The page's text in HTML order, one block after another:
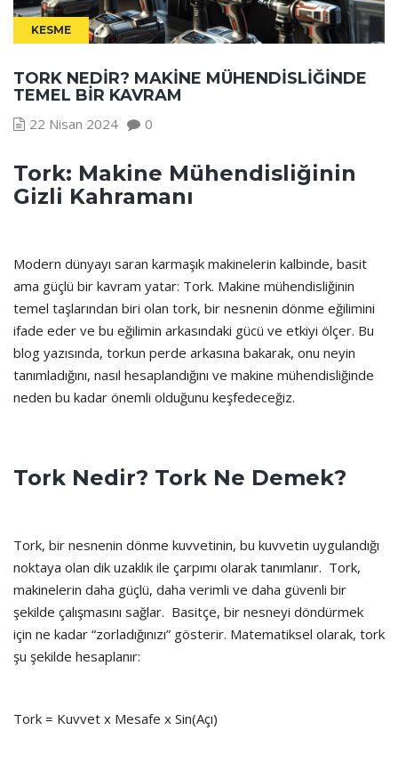
KESME
TORK NEDIR? MAKINE MÜHENDISLIĞINDE
TEMEL BIR KAVRAM
22 Nisan 2024 0
Tork: Makine Mühendisliğinin
Gizli Kahramanı
Modern dünyayı saran karmaşık makinelerin kalbinde, basit
ama güçlü bir kavram yatar: Tork. Makine mühendisliğinin
temel taşlarından biri olan tork, bir nesnenin dönme eğilimini
ifade eder ve bu eğilimin arkasındaki gücü ve etkiyi ölçer. Bu
blog yazısında, torkun perde arkasına bakarak, onu neyin
tanımladığını, nasıl hesaplandığını ve makine mühendisliğinde
neden bu kadar önemli olduğunu keşfedeceğiz.
Tork Nedir? Tork Ne Demek?
Tork, bir nesnenin dönme kuvvetinin, bu kuvvetin uygulandığı
noktaya olan dik uzaklık ile çarpımı olarak tanımlanır. Tork,
makinelerin daha güçlü, daha verimli ve daha güvenli bir
şekilde çalışmasını sağlar. Basitçe, bir nesneyi döndürmek
için ne kadar “zorladığınızı” gösterir. Matematiksel olarak, tork
şu şekilde hesaplanır:
Tork = Kuvvet x Mesafe x Sin(Açı)